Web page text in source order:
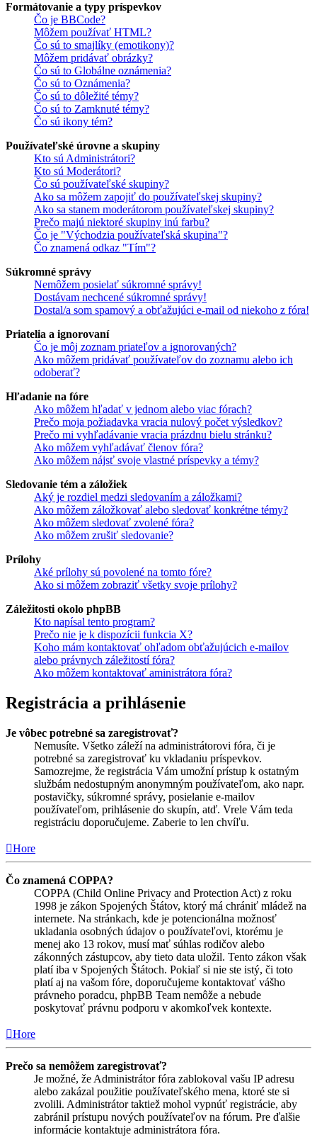
Formátovanie a typy príspevkov
Čo je BBCode?
Môžem používať HTML?
Čo sú to smajlíky (emotikony)?
Môžem pridávať obrázky?
Čo sú to Globálne oznámenia?
Čo sú to Oznámenia?
Čo sú to dôležité témy?
Čo sú to Zamknuté témy?
Čo sú ikony tém?
Používateľské úrovne a skupiny
Kto sú Administrátori?
Kto sú Moderátori?
Čo sú používateľské skupiny?
Ako sa môžem zapojiť do používateľskej skupiny?
Ako sa stanem moderátorom používateľskej skupiny?
Prečo majú niektoré skupiny inú farbu?
Čo je "Východzia používateľská skupina"?
Čo znamená odkaz "Tím"?
Súkromné správy
Nemôžem posielať súkromné správy!
Dostávam nechcené súkromné správy!
Dostal/a som spamový a obťažujúci e-mail od niekoho z fóra!
Priatelia a ignorovaní
Čo je môj zoznam priateľov a ignorovaných?
Ako môžem pridávať používateľov do zoznamu alebo ich
odoberať?
Hľadanie na fóre
Ako môžem hľadať v jednom alebo viac fórach?
Prečo moja požiadavka vracia nulový počet výsledkov?
Prečo mi vyhľadávanie vracia prázdnu bielu stránku?
Ako môžem vyhľadávať členov fóra?
Ako môžem nájsť svoje vlastné príspevky a témy?
Sledovanie tém a záložiek
Aký je rozdiel medzi sledovaním a záložkami?
Ako môžem záložkovať alebo sledovať konkrétne témy?
Ako môžem sledovať zvolené fóra?
Ako môžem zrušiť sledovanie?
Prílohy
Aké prílohy sú povolené na tomto fóre?
Ako si môžem zobraziť všetky svoje prílohy?
Záležitosti okolo phpBB
Kto napísal tento program?
Prečo nie je k dispozícii funkcia X?
Koho mám kontaktovať ohľadom obťažujúcich e-mailov
alebo právnych záležitostí fóra?
Ako môžem kontaktovať aministrátora fóra?
Registrácia a prihlásenie
Je vôbec potrebné sa zaregistrovať?
Nemusíte. Všetko záleží na administrátorovi fóra, či je
potrebné sa zaregistrovať ku vkladaniu príspevkov.
Samozrejme, že registrácia Vám umožní prístup k ostatným
službám nedostupným anonymným používateľom, ako napr.
postavičky, súkromné správy, posielanie e-mailov
používateľom, prihlásenie do skupín, atď. Vrele Vám teda
registráciu doporučujeme. Zaberie to len chvíľu.
Hore
Čo znamená COPPA?
COPPA (Child Online Privacy and Protection Act) z roku
1998 je zákon Spojených Štátov, ktorý má chrániť mládež na
internete. Na stránkach, kde je potencionálna možnosť
ukladania osobných údajov o používateľovi, ktorému je
menej ako 13 rokov, musí mať súhlas rodičov alebo
zákonných zástupcov, aby tieto data uložil. Tento zákon však
platí iba v Spojených Štátoch. Pokiaľ si nie ste istý, či toto
platí aj na vašom fóre, doporučujeme kontaktovať vášho
právneho poradcu, phpBB Team nemôže a nebude
poskytovať právnu podporu v akomkoľvek kontexte.
Hore
Prečo sa nemôžem zaregistrovať?
Je možné, že Administrátor fóra zablokoval vašu IP adresu
alebo zakázal použitie používateľského mena, ktoré ste si
zvolili. Administrátor taktiež mohol vypnúť registrácie, aby
zabránil prístupu nových používateľov na fórum. Pre ďalšie
informácie kontaktuje administrátora fóra.